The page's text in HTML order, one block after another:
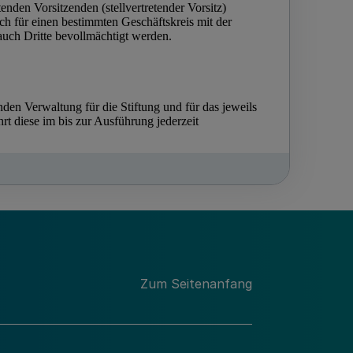
Zum Seitenanfang